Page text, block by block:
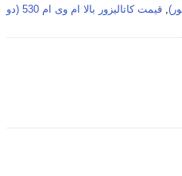
قیمت کاتالیزور بالا ام وی ام 530 (دو